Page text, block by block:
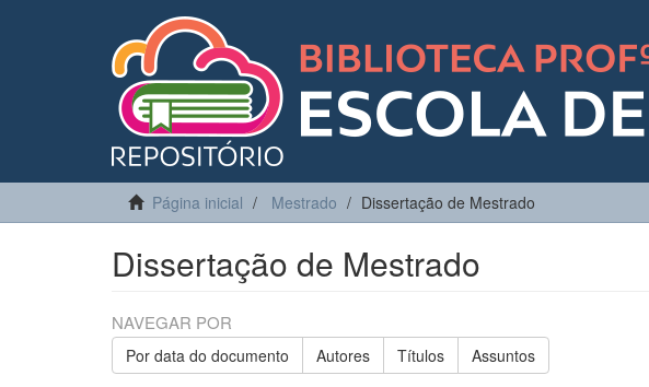
Página inicial Mestrado Dissertação de Mestrado
Dissertação de Mestrado
NAVEGAR POR
Por data do documento Autores Títulos Assuntos